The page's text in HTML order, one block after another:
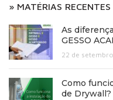
» MATÉRIAS RECENTES
As
GESSO
22 de
Como
de Drywall?